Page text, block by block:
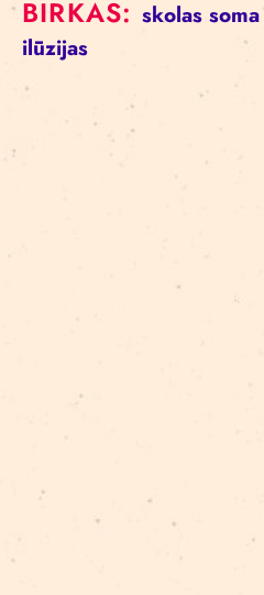
BIRKAS: skolas soma
ilūzijas